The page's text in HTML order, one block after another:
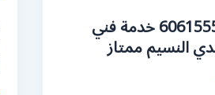
تكييف النسيم 60615556 خدمة فني
النسيم ممتاز